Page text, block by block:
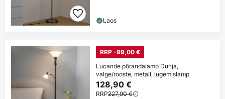
Laos
RRP -99,00 €
Lucande põrandalamp Dunja,
valge/rooste, metall, lugemislamp
128,90 €
RRP227,90 €